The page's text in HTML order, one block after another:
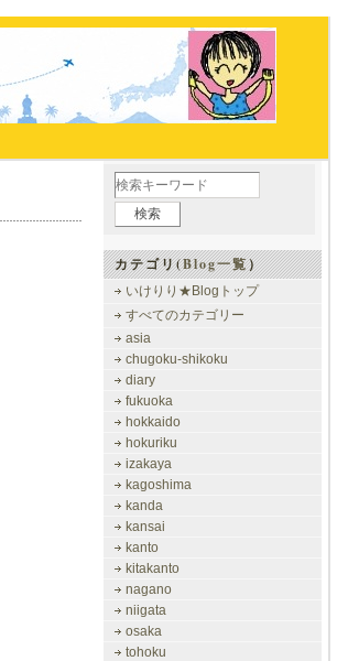
カテゴリ(Blog一覧）
いけりり★Blogトップ
すべてのカテゴリー
asia
chugoku-shikoku
diary
fukuoka
hokkaido
hokuriku
izakaya
kagoshima
kanda
kansai
kanto
kitakanto
nagano
niigata
osaka
tohoku